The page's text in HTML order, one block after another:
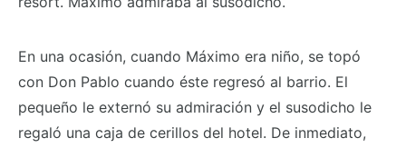
En una ocasión, cuando Máximo era niño, se topó
con Don Pablo cuando éste regresó al barrio. El
pequeño le externó su admiración y el susodicho le
regaló una caja de cerillos del hotel. De inmediato,